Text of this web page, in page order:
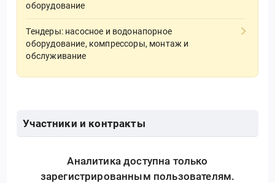
оборудование
Тендеры: насосное и водонапорное
оборудование, компрессоры, монтаж и
обслуживание
Участники и контракты
Аналитика доступна только
зарегистрированным пользователям.